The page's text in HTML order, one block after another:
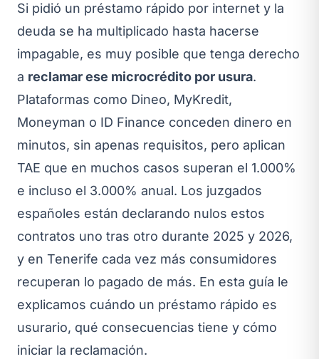
Si pidió un préstamo rápido por internet y la
deuda se ha multiplicado hasta hacerse
impagable, es muy posible que tenga derecho
a reclamar ese microcrédito por usura.
Plataformas como Dineo, MyKredit,
Moneyman o ID Finance conceden dinero en
minutos, sin apenas requisitos, pero aplican
TAE que en muchos casos superan el 1.000%
e incluso el 3.000% anual. Los juzgados
españoles están declarando nulos estos
contratos uno tras otro durante 2025 y 2026,
y en Tenerife cada vez más consumidores
recuperan lo pagado de más. En esta guía le
explicamos cuándo un préstamo rápido es
usurario, qué consecuencias tiene y cómo
iniciar la reclamación.